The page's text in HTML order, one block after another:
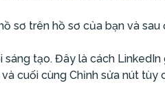
sơ trên hồ sơ của bạn và
tạo. Đây là cách LinkedIn
cuối cùng Chỉnh sửa nút tùy